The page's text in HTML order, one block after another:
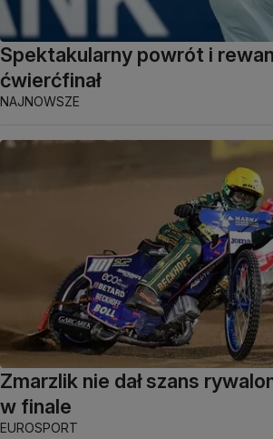
Spektakularny powrót i
ćwierćfinał
NAJNOWSZE
Zmarzlik nie dał szans
w finale
EUROSPORT